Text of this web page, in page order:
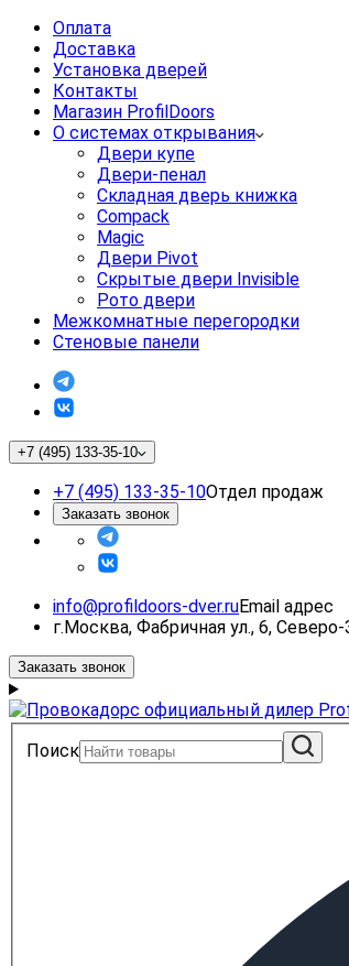
Оплата
Доставка
Установка дверей
Контакты
Магазин ProfilDoors
О системах открывания
Двери купе
Двери-пенал
Складная дверь книжка
Compack
Magic
Двери Pivot
Скрытые двери Invisible
Рото двери
Межкомнатные перегородки
Стеновые панели
+7 (495) 133-35-10
+7 (495) 133-35-10Отдел продаж
Заказать звонок
info@profildoors-dver.ruEmail адрес
г.Москва, Фабричная ул., 6,
Заказать звонок
Поиск